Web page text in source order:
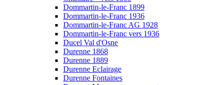
Dommartin-le-Franc 1899
Dommartin-le-Franc 1936
Dommartin-le-Franc AG 1928
Dommartin-le-Franc vers 1936
Ducel Val d'Osne
Durenne 1868
Durenne 1889
Durenne Eclairage
Durenne Fontaines